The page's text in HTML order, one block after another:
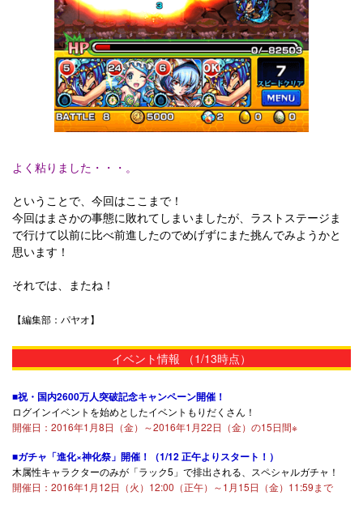
よく粘りました・・・。
ということで、今回はここまで！
今回はまさかの事態に敗れてしまいましたが、ラストステージま
で行けて以前に比べ前進したのでめげずにまた挑んでみようかと
思います！
それでは、またね！
【編集部：パヤオ】
イベント情報 （1/13時点）
■祝・国内2600万人突破記念キャンペーン開催！
ログインイベントを始めとしたイベントもりだくさん！
開催日：2016年1月8日（金）～2016年1月22日（金）の15日間※
■ガチャ「進化×神化祭」開催！（1/12 正午よりスタート！）
木属性キャラクターのみが「ラック5」で排出される、スペシャルガチャ！
開催日：2016年1月12日（火）12:00（正午）～1月15日（金）11:59まで